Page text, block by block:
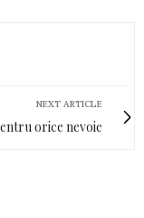
NEXT ARTICLE
orice nevoie